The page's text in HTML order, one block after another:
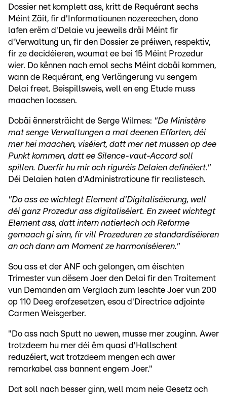
Dossier net komplett ass, kritt de Requérant sechs
Méint Zäit, fir d'Informatiounen nozereechen, dono
lafen erëm d'Delaie vu jeeweils dräi Méint fir
d'Verwaltung un, fir den Dossier ze préiwen, respektiv,
fir ze decidéieren, woumat ee bei 15 Méint Prozedur
wier. Do kënnen nach emol sechs Méint dobäi kommen,
wann de Requérant, eng Verlängerung vu sengem
Delai freet. Beispillsweis, well en eng Etude muss
maachen loossen.
Dobäi ënnersträicht de Serge Wilmes: "De Ministère
mat senge Verwaltungen a mat deenen Efforten, déi
mer hei maachen, viséiert, datt mer net mussen op dee
Punkt kommen, datt ee Silence-vaut-Accord soll
spillen. Duerfir hu mir och riguréis Delaien definéiert."
Déi Delaien halen d'Administratioune fir realistesch.
"Do ass ee wichtegt Element d'Digitaliséierung, well
déi ganz Prozedur ass digitaliséiert. En zweet wichtegt
Element ass, datt intern natierlech och Reforme
gemaach gi sinn, fir vill Prozeduren ze standardiséieren
an och dann am Moment ze harmoniséieren."
Sou ass et der ANF och gelongen, am éischten
Trimester vun dësem Joer den Delai fir den Traitement
vun Demanden am Verglach zum leschte Joer vun 200
op 110 Deeg erofzesetzen, esou d'Directrice adjointe
Carmen Weisgerber.
"Do ass nach Sputt no uewen, musse mer zouginn. Awer
trotzdeem hu mer déi ëm quasi d'Hallschent
reduzéiert, wat trotzdeem mengen ech awer
remarkabel ass bannent engem Joer."
Dat soll nach besser ginn, well mam neie Gesetz och